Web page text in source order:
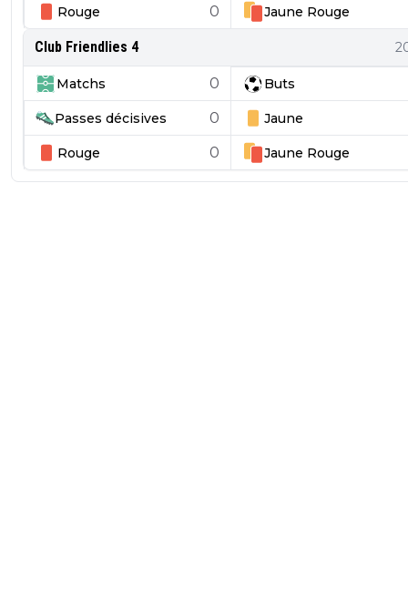
Rouge 0 Jaune Rouge
Club Friendlies 4
Matchs 0 Buts
Passes décisives 0 Jaune
Rouge 0 Jaune Rouge